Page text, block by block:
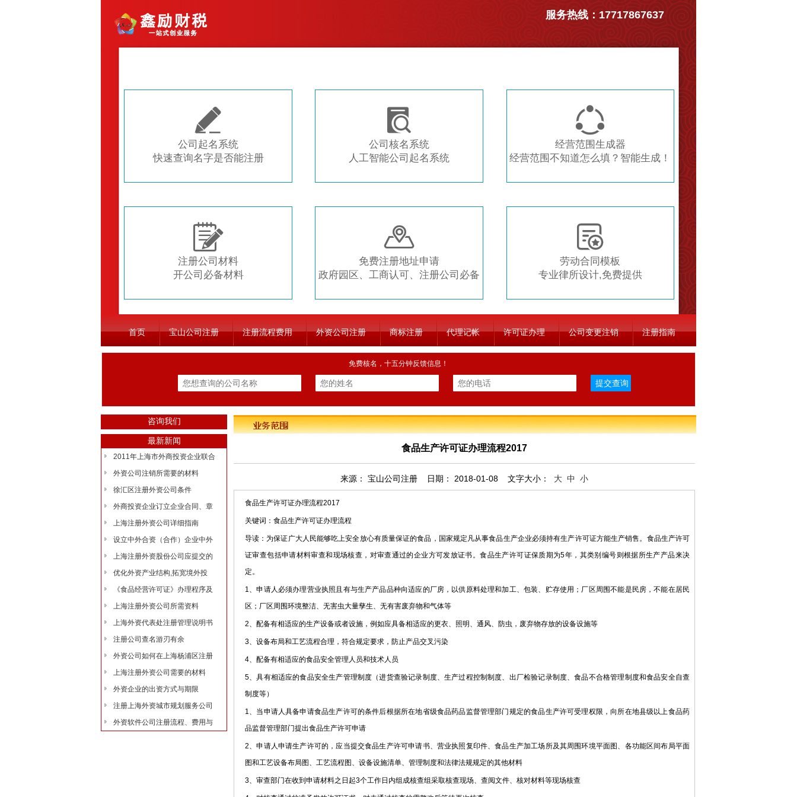

公司起名系统
快速查询名字是否能注册

公司核名系统
人工智能公司起名系统

经营范围生成器
经营范围不知道怎么填？智能生成！

注册公司材料
开公司必备材料

免费注册地址申请
政府园区、工商认可、注册公司必备

劳动合同模板
专业律所设计,免费提供
服务热线：17717867637
首页 宝山公司注册 注册流程费用 外资公司注册 商标注册 代理记帐 许可证办理 公司变更注销 注册指南
免费核名，十五分钟反馈信息！
咨询我们
最新新闻
2011年上海市外商投资企业联合
外资公司注销所需要的材料
徐汇区注册外资公司条件
外商投资企业订立企业合同、章
上海注册外资公司详细指南
设立中外合资（合作）企业中外
上海注册外资股份公司应提交的
优化外资产业结构,拓宽境外投
《食品经营许可证》办理程序及
上海注册外资公司所需资料
上海外资代表处注册管理说明书
注册公司查名游刃有余
外资公司如何在上海杨浦区注册
上海注册外资公司需要的材料
外资企业的出资方式与期限
注册上海外资城市规划服务公司
外资软件公司注册流程、费用与
食品生产许可证办理流程2017
来源： 宝山公司注册 日期： 2018-01-08 文字大小： 大 中 小
食品生产许可证办理流程2017
关键词：食品生产许可证办理流程
导读：为保证广大人民能够吃上安全放心有质量保证的食品，国家规定凡从事食品生产企业必须持有生产许可证方能生产销售。食品生产许可
证审查包括申请材料审查和现场核查，对审查通过的企业方可发放证书。食品生产许可证保质期为5年，其类别编号则根据所生产产品来决
定。
1、申请人必须办理营业执照且有与生产产品品种向适应的厂房，以供原料处理和加工、包装、贮存使用；厂区周围不能是民房，不能在居民
区；厂区周围环境整洁、无害虫大量孳生、无有害废弃物和气体等
2、配备有相适应的生产设备或者设施，例如应具备相适应的更衣、照明、通风、防虫，废弃物存放的设备设施等
3、设备布局和工艺流程合理，符合规定要求，防止产品交叉污染
4、配备有相适应的食品安全管理人员和技术人员
5、具有相适应的食品安全生产管理制度（进货查验记录制度、生产过程控制制度、出厂检验记录制度、食品不合格管理制度和食品安全自查
制度等）
1、当申请人具备申请食品生产许可的条件后根据所在地省级食品药品监督管理部门规定的食品生产许可受理权限，向所在地县级以上食品药
品监督管理部门提出食品生产许可申请
2、申请人申请生产许可的，应当提交食品生产许可申请书、营业执照复印件、食品生产加工场所及其周围环境平面图、各功能区间布局平面
图和工艺设备布局图、工艺流程图、设备设施清单、管理制度和法律法规规定的其他材料
3、审查部门在收到申请材料之日起3个工作日内组成核查组采取核查现场、查阅文件、核对材料等现场核查